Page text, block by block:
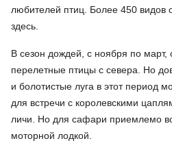
любителей птиц. Более 450 видов
здесь.
В сезон дождей, с ноября по
перелетные птицы с севера. Но
и болотистые луга в этот период
для встречи с королевскими
личи. Но для сафари приемлемо
моторной лодкой.